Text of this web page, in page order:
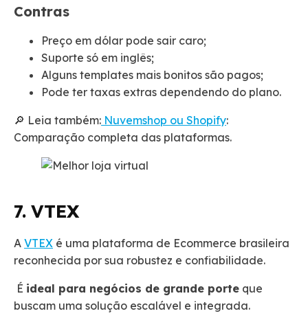
Contras
Preço em dólar pode sair caro;
Suporte só em inglês;
Alguns templates mais bonitos são pagos;
Pode ter taxas extras dependendo do plano.
🔎 Leia também: Nuvemshop ou Shopify:
Comparação completa das plataformas.
7. VTEX
A VTEX é uma plataforma de Ecommerce brasileira
reconhecida por sua robustez e confiabilidade.
É ideal para negócios de grande porte que
buscam uma solução escalável e integrada.